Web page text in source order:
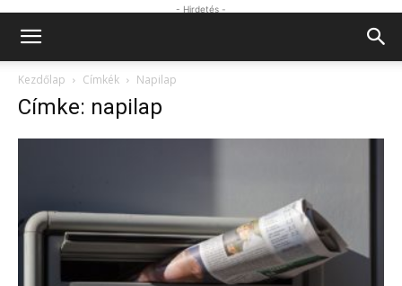
- Hirdetés -
Kezdőlap Címkék Napilap
Címke: napilap